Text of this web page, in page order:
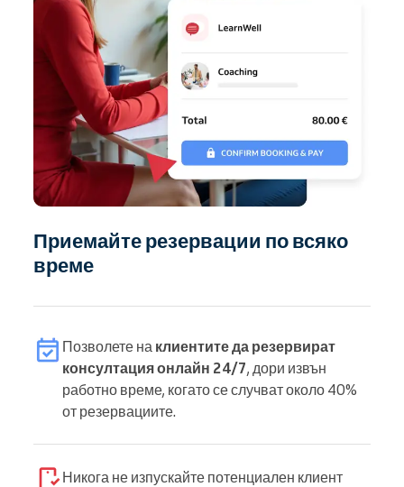
Приемайте резервации по всяко
време
Позволете на клиентите да резервират
консултация онлайн 24/7, дори извън
работно време, когато се случват около 40%
от резервациите.
Никога не изпускайте потенциален клиент